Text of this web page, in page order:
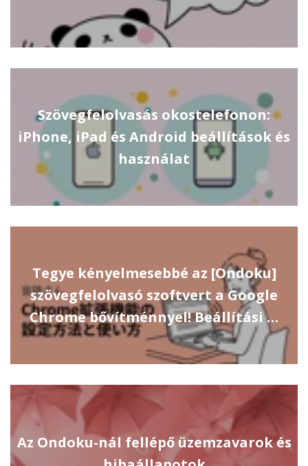
Szövegfelolvasás okostelefonon:
iPhone, iPad és Android beállítások és
használat
Tegye kényelmesebbé az [Ondoku]
szövegfelolvasó szoftvert a Google
Chrome bővítménnyel! Beállítási …
Az Ondoku-nál fellépő üzemzavarok és